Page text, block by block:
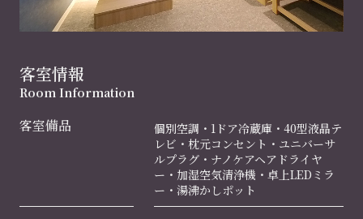
客室情報
Room Information
客室備品
個別空調・1ドア冷蔵庫・40型液晶テ
レビ・枕元コンセント・ユニバーサ
ルプラグ・ナノケアヘアドライヤ
ー・加湿空気清浄機・卓上LEDミラ
ー・湯沸かしポット